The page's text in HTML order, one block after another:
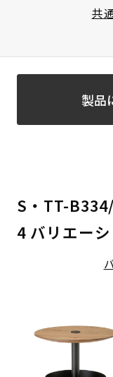
共
製品
S・TT-
4 バリエー